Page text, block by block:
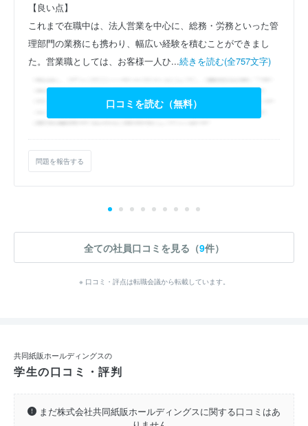
【良い点】
これまで在職中は、法人営業を中心に、総務・労務といった管
理部門の業務にも携わり、幅広い経験を積むことができまし
た。営業職としては、お客様一人ひ...続きを読む(全757文字)
口コミを読む（無料）
問題を報告する
全ての社員口コミを見る（9件）
※ 口コミ・評点は転職会議から転載しています。
共同紙販ホールディングスの
学生の口コミ・評判
まだ株式会社共同紙販ホールディングスに関する口コミはあ